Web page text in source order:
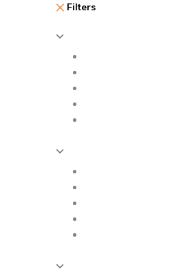
Filters